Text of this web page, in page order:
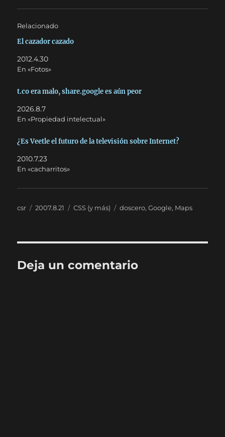
Relacionado
El cazador cazado
2012.4.30
En «Fotos»
t.co era malo, share.google es aún peor
2026.8.7
En «Propiedad intelectual»
¿Es Veetle el futuro de la televisión sobre Internet?
2010.7.23
En «cacharritos»
Autor
csr
Publicado
2007.8.21 Categorías
CSS (y más) Etiquetas
doscero,Google, Maps
Deja un comentario